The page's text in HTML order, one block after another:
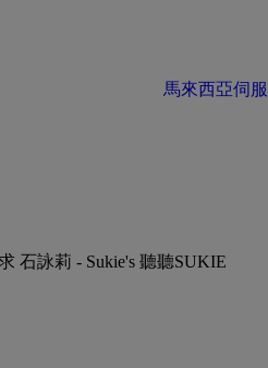
馬來西亞伺
石詠莉 - Sukie's 聽聽SUKIE